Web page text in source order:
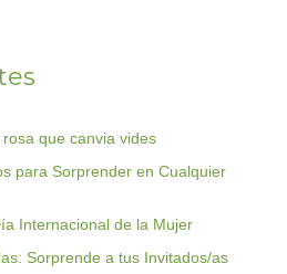
que canvia vides
para Sorprender en Cualquier
Internacional de la Mujer
Sorprende a tus Invitados/as